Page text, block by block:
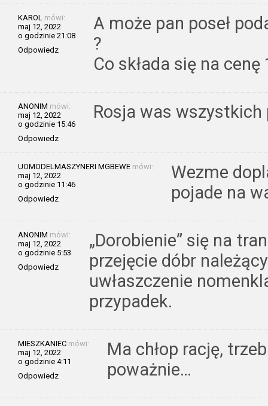
KAROL mówi:
maj 12, 2022
o godzinie 21:08
Odpowiedz
A może pan poseł
?
Co składa się na cenę
ANONIM mówi:
maj 12, 2022
o godzinie 15:46
Odpowiedz
Rosja was wszystkich
UOMODELMASZYNERI MGBEWE mówi:
maj 12, 2022
o godzinie 11:46
Odpowiedz
Wezme
pojade na
ANONIM mówi:
maj 12, 2022
o godzinie 5:53
Odpowiedz
„Dorobienie” się na
przejęcie dóbr
uwłaszczenie
przypadek.
MIESZKANIEC mówi:
maj 12, 2022
o godzinie 4:11
Odpowiedz
Ma chłop rację,
poważnie…